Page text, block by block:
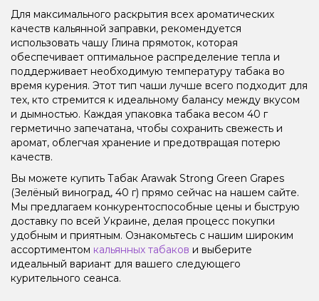
Для максимального раскрытия всех ароматических
качеств кальянной заправки, рекомендуется
использовать чашу Глина прямоток, которая
обеспечивает оптимальное распределение тепла и
поддерживает необходимую температуру табака во
время курения. Этот тип чаши лучше всего подходит для
тех, кто стремится к идеальному балансу между вкусом
и дымностью. Каждая упаковка табака весом 40 г
герметично запечатана, чтобы сохранить свежесть и
аромат, облегчая хранение и предотвращая потерю
качеств.
Вы можете купить Табак Arawak Strong Green Grapes
(Зелёный виноград, 40 г) прямо сейчас на нашем сайте.
Мы предлагаем конкурентоспособные цены и быструю
доставку по всей Украине, делая процесс покупки
удобным и приятным. Ознакомьтесь с нашим широким
ассортиментом кальянных табаков и выберите
идеальный вариант для вашего следующего
курительного сеанса.